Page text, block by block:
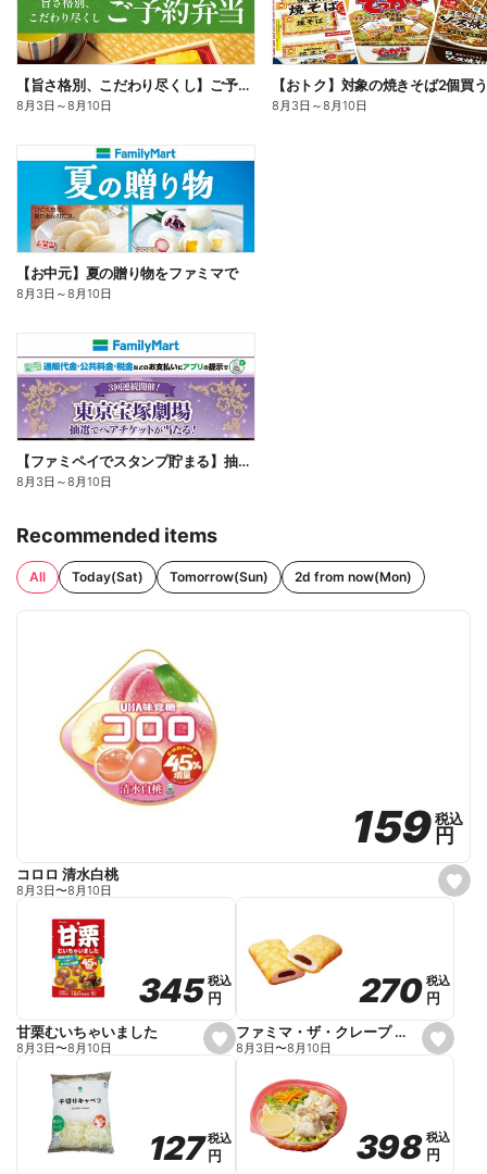
【旨さ格別、こだわり尽くし】ご予約弁当
8月3日 ～8月10日 8月3日 ～8月10日
【お中元】夏の贈り物をファミマで
8月3日 ～8月10日
【ファミペイでスタンプ貯まる】抽選でペアチケットが当たる!
8月3日 ～8月10日
Recommended items
All Today(Sat) Tomorrow(Sun) 2d from now(Mon)
s
e
159
159税込
税込
円
円
コロロ 清水白桃
8月3日〜8月10日
s
e
o
r
i
345
345税込
税込
円
円
甘栗むいちゃいました
8月3日〜8月10日
s
e
o
r
i
270
270 税込
税込
円
円
ファミマ・ザ・クレープ 生チョコ
8月3日〜8月10日
127
127税込
税込
円
円
398
398 税込
税込
円
円